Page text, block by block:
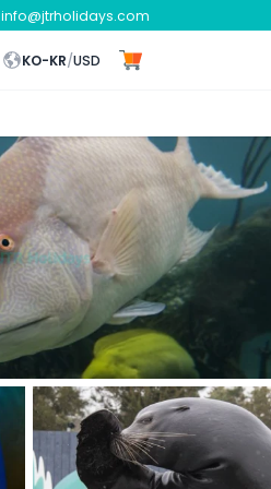
info@jtrholidays.com
KO-KR/USD